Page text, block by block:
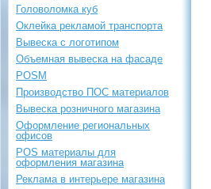
Головоломка куб
Оклейка рекламой транспорта
Вывеска с логотипом
Объемная вывеска на фасаде
POSM
Производство ПОС материалов
Вывеска розничного магазина
Оформление региональных
офисов
POS материалы для
оформления магазина
Реклама в интерьере магазина